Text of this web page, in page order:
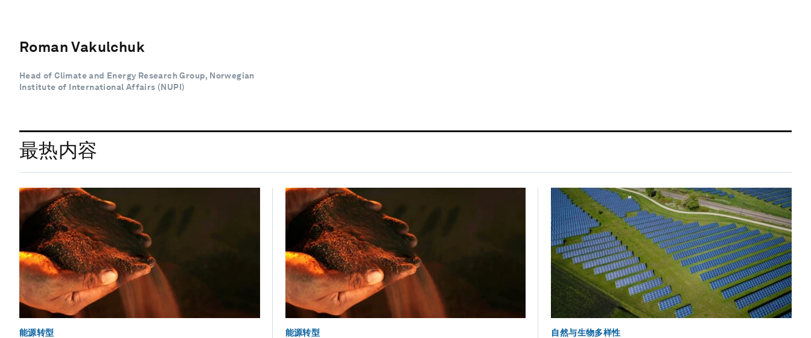
Roman Vakulchuk
Head of Climate and Energy Research Group, Norwegian
Institute of International Affairs (NUPI)
最热内容
能源转型 能源转型 自然与生物多样性